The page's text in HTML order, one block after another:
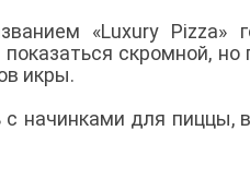
«Luxury Pizza»
скромной,
икры.
начинками для пиццы,